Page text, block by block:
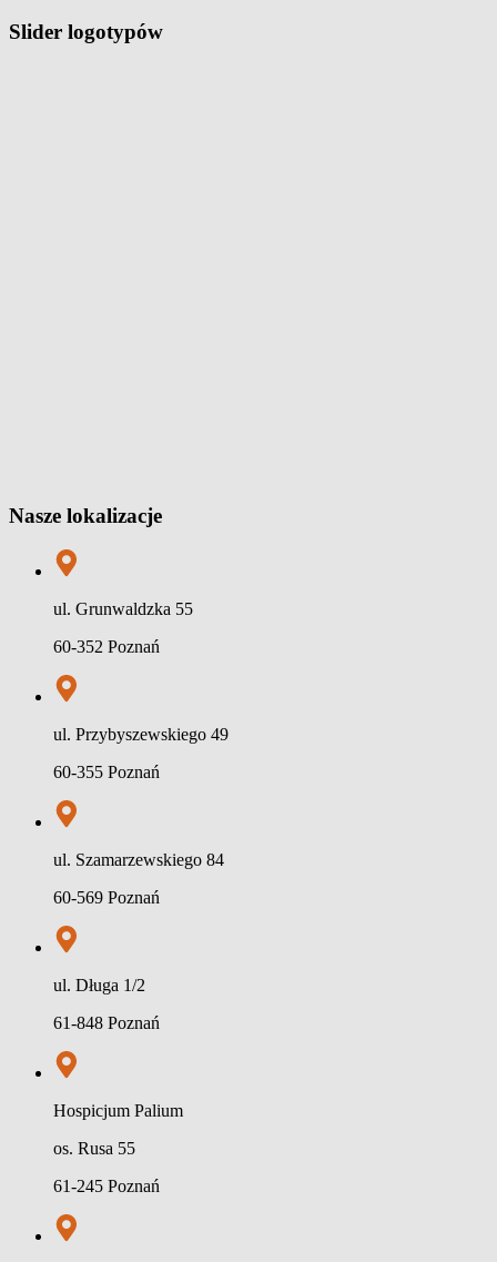
Slider logotypów
Nasze lokalizacje
ul. Grunwaldzka 55
60-352 Poznań
ul. Przybyszewskiego 49
60-355 Poznań
ul. Szamarzewskiego 84
60-569 Poznań
ul. Długa 1/2
61-848 Poznań
Hospicjum Palium
os. Rusa 55
61-245 Poznań